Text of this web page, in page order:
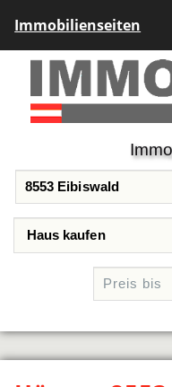
Immobilienseiten